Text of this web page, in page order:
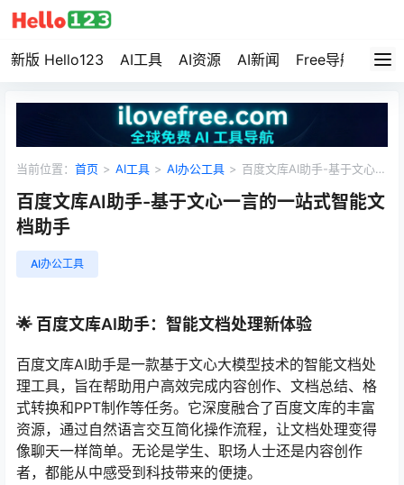
新版 Hello123 AI工具 AI资源 AI新闻 Free导航 资
当前位置： 首页 > AI工具 > AI办公工具 > 百度文库AI助手-基于文心一
百度文库AI助手-基于文心一言的一站式智能文
档助手
AI办公工具
🌟 百度文库AI助手：智能文档处理新体验
百度文库AI助手是一款基于文心大模型技术的智能文档处
理工具，旨在帮助用户高效完成内容创作、文档总结、格
式转换和PPT制作等任务。它深度融合了百度文库的丰富
资源，通过自然语言交互简化操作流程，让文档处理变得
像聊天一样简单。无论是学生、职场人士还是内容创作
者，都能从中感受到科技带来的便捷。